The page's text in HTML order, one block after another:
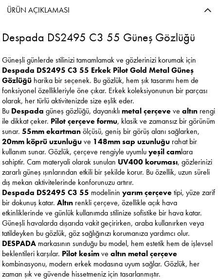
ÜRÜN AÇIKLAMASI
Despada DS2495 C3 55 Güneş Gözlüğü
Güneşli günlerde stilinizi tamamlamak ve gözlerinizi korumak için
Despada DS2495 C3 55 Erkek Pilot Gold Metal Güneş
Gözlüğü harika bir seçenek. Bu gözlük, hem şık tasarımı hem de
fonksiyonel özellikleriyle öne çıkar. Erkek koleksiyonunun bir parçası
olarak, her türlü aktivitenizde size eşlik eder.
Bu Despada güneş gözlüğü, dayanıklımetal çerçevevealtın rengi
ile dikkat çeker. Pilot çerçeve formu, klasik ve zamansız bir görünüm
sunar.55mm ekartmanölçüsü, geniş bir görüş alanı sağlarken,
20mm köprü uzunluğuve 148mm sap uzunluğu rahat bir
kullanım sunar. Gözlük, çerçeve rengiyle uyumluyeşil camlara
sahiptir. Cam materyali olarak sunulan UV400 koruması, gözlerinizi
zararlı güneş ışınlarından etkili bir şekilde korur. Bu özellik, uzun süreli
dış mekan aktivitelerinde konforunuzu artırır.
Despada DS2495 C3 55 modelininyarım çerçevetipi, yüze zarif
bir dokunuş katar.Altın renkli çerçeve, özellikle açık hava
etkinliklerinde ve günlük kullanımda stilinize sofistike bir hava katar.
Güneşli havalarda dışarıda vakit geçirirken, araba kullanırken veya
tatildeyken bu gözlük, göz sağlığınızı korumanıza yardımcı olur.
DESPADA markasının sunduğu bu model, hem estetik hem de işlevsel
beklentileri karşılar. Pilot kesimvealtın metal çerçeve
kombinasyonu, modern erkek modasına uyum sağlar. Gözlük, her
zaman şık ve güvende hissetmeniz için tasarlanmıştır.